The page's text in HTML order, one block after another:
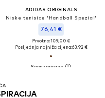
ADIDAS ORIGINALS
Niske tenisice 'Handball Spezial'
76,41 €
Prvotno: 109,00 €
Posljednja najniža cijena:63,92 €